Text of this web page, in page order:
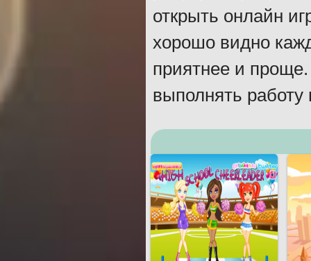
открыть онлайн
хорошо видно
приятнее и
выполнять работу